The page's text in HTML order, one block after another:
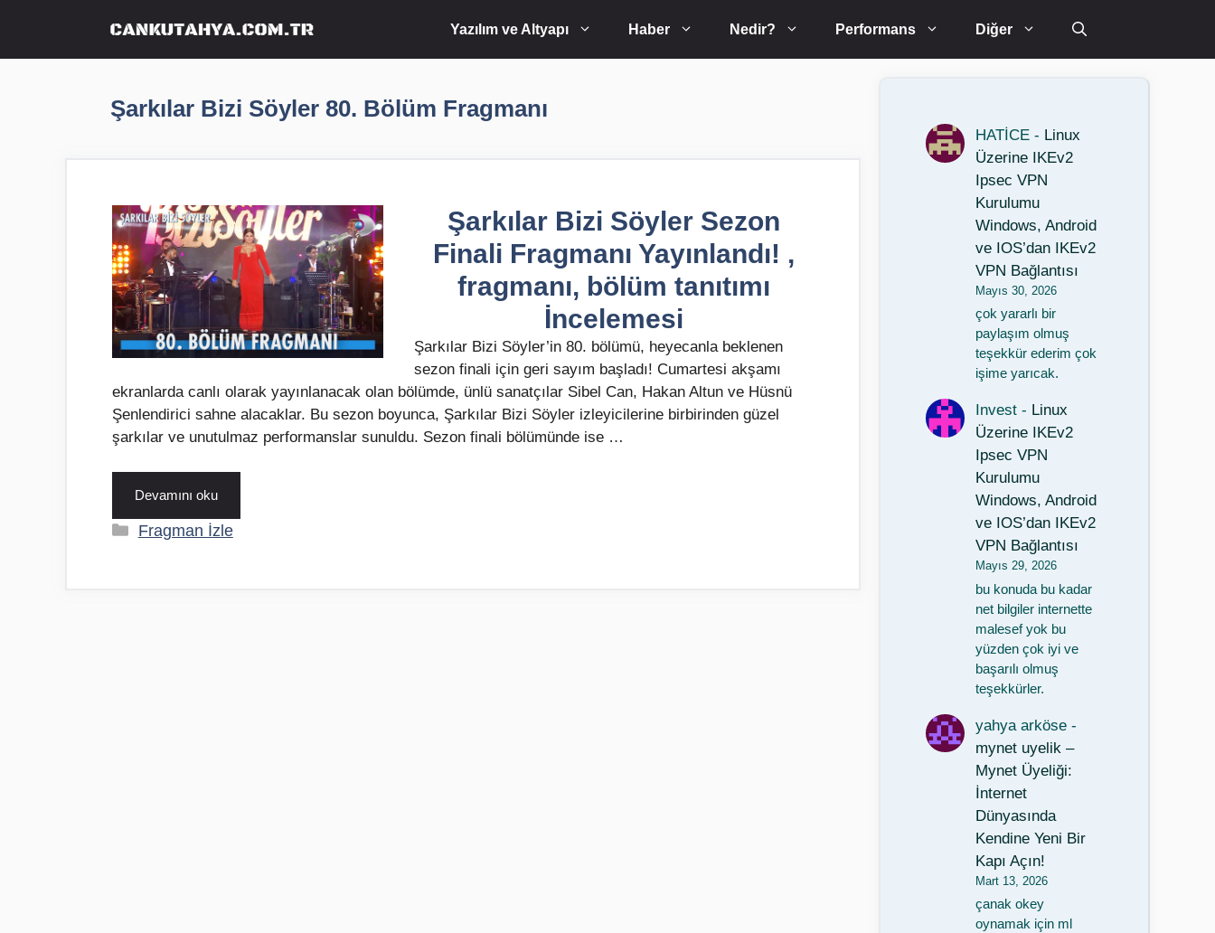
Yazılım ve Altyapı Haber Nedir? Performans Diğer
Şarkılar Bizi Söyler 80. Bölüm Fragmanı
Şarkılar Bizi Söyler Sezon
Finali Fragmanı Yayınlandı! ,
fragmanı, bölüm tanıtımı
İncelemesi
Şarkılar Bizi Söyler’in 80. bölümü, heyecanla beklenen
sezon finali için geri sayım başladı! Cumartesi akşamı
ekranlarda canlı olarak yayınlanacak olan bölümde, ünlü sanatçılar Sibel Can, Hakan Altun ve Hüsnü
Şenlendirici sahne alacaklar. Bu sezon boyunca, Şarkılar Bizi Söyler izleyicilerine birbirinden güzel
şarkılar ve unutulmaz performanslar sunuldu. Sezon finali bölümünde ise …
Devamını oku
Kategoriler
Fragman İzle
HATİCE - Linux
Üzerine IKEv2
Ipsec VPN
Kurulumu
Windows, Android
ve IOS’dan IKEv2
VPN Bağlantısı
Mayıs 30, 2026
çok yararlı bir
paylaşım olmuş
teşekkür ederim çok
işime yarıcak.
Invest - Linux
Üzerine IKEv2
Ipsec VPN
Kurulumu
Windows, Android
ve IOS’dan IKEv2
VPN Bağlantısı
Mayıs 29, 2026
bu konuda bu kadar
net bilgiler internette
malesef yok bu
yüzden çok iyi ve
başarılı olmuş
teşekkürler.
yahya arköse -
mynet uyelik –
Mynet Üyeliği:
İnternet
Dünyasında
Kendine Yeni Bir
Kapı Açın!
Mart 13, 2026
çanak okey
oynamak için ml